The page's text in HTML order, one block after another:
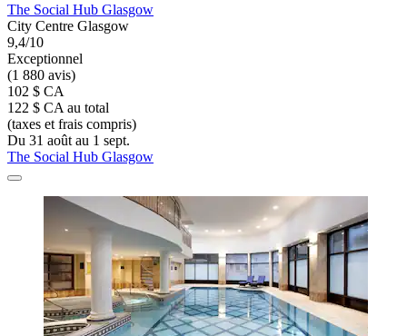
The Social Hub Glasgow
City Centre Glasgow
9,4/10
Exceptionnel
(1 880 avis)
102 $ CA
122 $ CA au total
(taxes et frais compris)
Du 31 août au 1 sept.
The Social Hub Glasgow